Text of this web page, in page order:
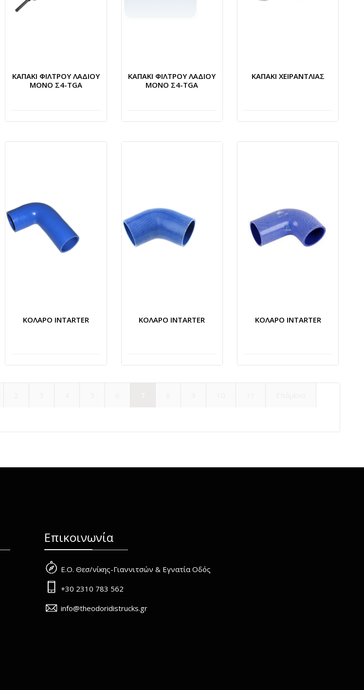
ΚΑΠΑΚΙ ΦΙΛΤΡΟΥ ΛΑΔΙΟΥ
ΜΟΝΟ Σ4-TGA
ΚΑΠΑΚΙ ΦΙΛΤΡΟΥ ΛΑΔΙΟΥ
ΜΟΝΟ Σ4-TGA
ΚΑΠΑΚΙ ΧΕΙΡΑΝΤΛΙΑΣ
ΚΟΛΑΡΟ INTARTER ΚΟΛΑΡΟ INTARTER ΚΟΛΑΡΟ INTARTER
Επικοινωνία
Ε.Ο. Θεσ/νίκης-Γιαννιτσών & Εγνατία Οδός
+30 2310 783 562
info@theodoridistrucks.gr